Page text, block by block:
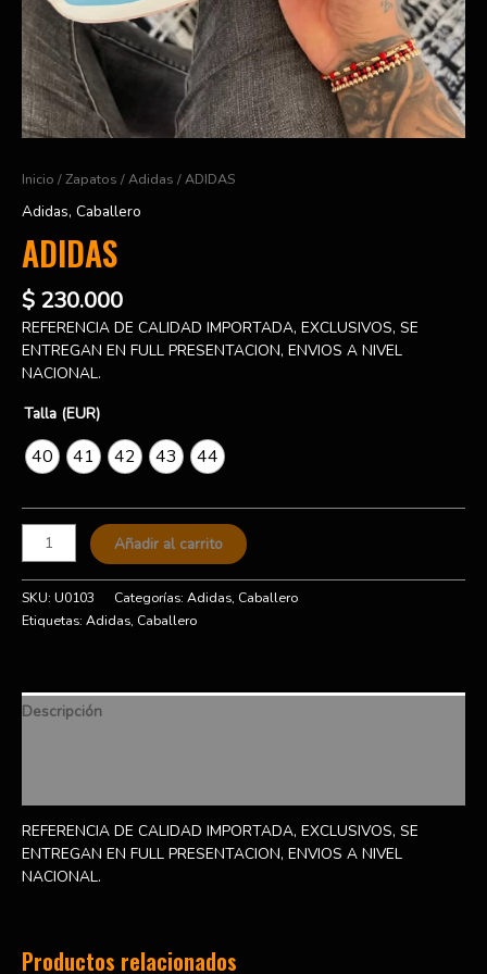
Inicio /Zapatos /Adidas / ADIDAS
Adidas, Caballero
ADIDAS
$ 230.000
REFERENCIA DE CALIDAD IMPORTADA, EXCLUSIVOS, SE
ENTREGAN EN FULL PRESENTACION, ENVIOS A NIVEL
NACIONAL.
Talla (EUR)
40 41 42 43 44
Añadir al carrito
SKU: U0103 Categorías: Adidas, Caballero
Etiquetas: Adidas, Caballero
Descripción
REFERENCIA DE CALIDAD IMPORTADA, EXCLUSIVOS, SE
ENTREGAN EN FULL PRESENTACION, ENVIOS A NIVEL
NACIONAL.
Productos relacionados